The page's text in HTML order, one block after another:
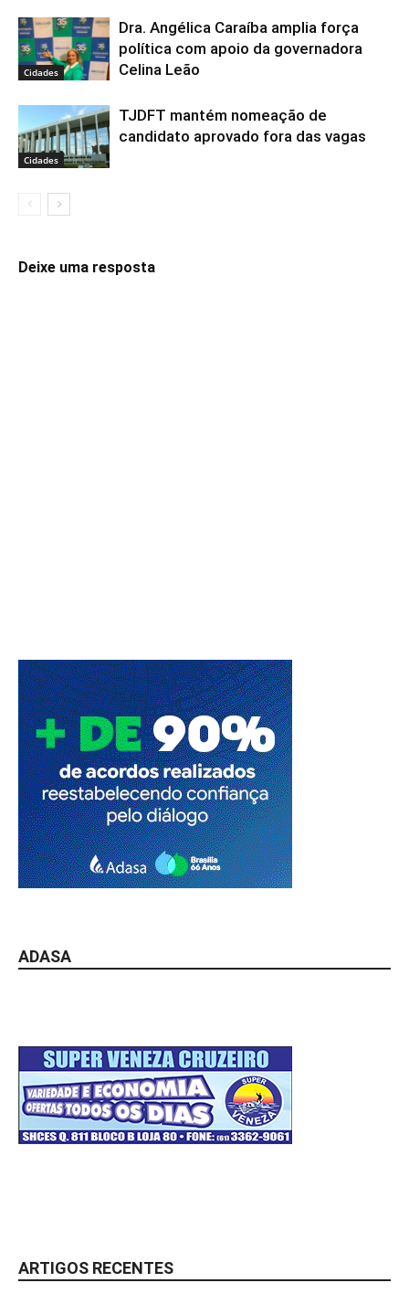
Cidades
Dra. Angélica Caraíba amplia força
política com apoio da governadora
Celina Leão
Cidades
TJDFT mantém nomeação de
candidato aprovado fora das vagas
Deixe uma resposta
ADASA
ARTIGOS RECENTES